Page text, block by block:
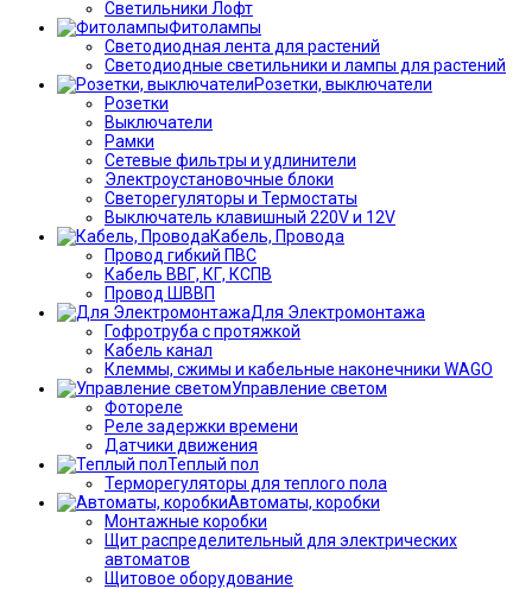
Светильники Лофт
Фитолампы
Светодиодная лента для растений
Светодиодные светильники и лампы для растений
Розетки, выключатели
Розетки
Выключатели
Рамки
Сетевые фильтры и удлинители
Электроустановочные блоки
Светорегуляторы и Термостаты
Выключатель клавишный 220V и 12V
Кабель, Провода
Провод гибкий ПВС
Кабель ВВГ, КГ, КСПВ
Провод ШВВП
Для Электромонтажа
Гофротруба с протяжкой
Кабель канал
Клеммы, сжимы и кабельные наконечники WAGO
Управление светом
Фотореле
Реле задержки времени
Датчики движения
Теплый пол
Терморегуляторы для теплого пола
Автоматы, коробки
Монтажные коробки
Щит распределительный для электрических
автоматов
Щитовое оборудование